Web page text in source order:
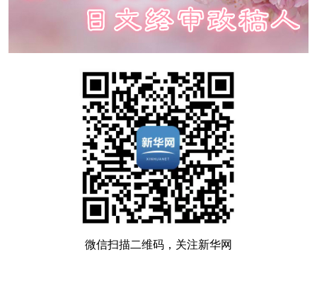
微信扫描二维码，关注新华网